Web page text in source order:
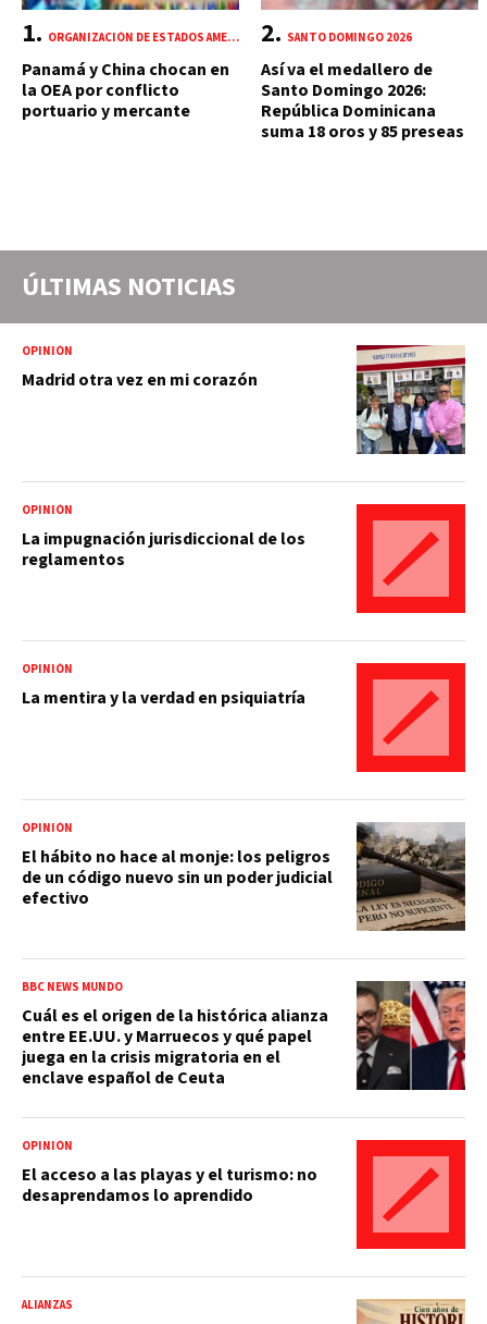
ORGANIZACIÓN DE ESTADOS AMERICANOS (OEA)
Panamá y China chocan en
la OEA por conflicto
portuario y mercante
SANTO DOMINGO 2026
Así va el medallero de
Santo Domingo 2026:
República Dominicana
suma 18 oros y 85 preseas
ÚLTIMAS NOTICIAS
OPINIÓN
Madrid otra vez en mi corazón
OPINIÓN
La impugnación jurisdiccional de los
reglamentos
OPINIÓN
La mentira y la verdad en psiquiatría
OPINIÓN
El hábito no hace al monje: los peligros
de un código nuevo sin un poder judicial
efectivo
BBC NEWS MUNDO
Cuál es el origen de la histórica alianza
entre EE.UU. y Marruecos y qué papel
juega en la crisis migratoria en el
enclave español de Ceuta
OPINIÓN
El acceso a las playas y el turismo: no
desaprendamos lo aprendido
ALIANZAS